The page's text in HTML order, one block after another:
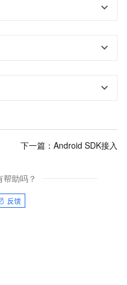
下一篇： Android SDK接入
助吗？
反馈